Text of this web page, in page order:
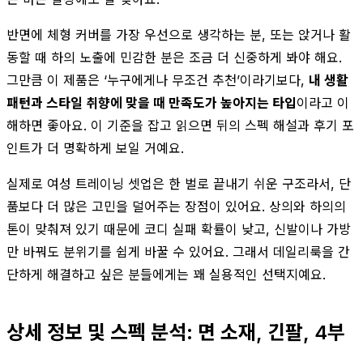
반면에 체형 커버를 가장 우선으로 생각하는 분, 또는 앉거나 활
동할 때 하의 노출에 민감한 분은 조금 더 신중하게 봐야 해요.
그만큼 이 제품은 ‘누구에게나 무조건 추천’이라기보다, 내 생활
패턴과 스타일 취향에 맞을 때 만족도가 높아지는 타입이라고 이
해하면 좋아요. 이 기준을 잡고 읽으면 뒤의 스펙 해설과 후기 포
인트가 더 명확하게 보일 거예요.
실제로 여성 트레이닝 셋업은 한 벌로 끝내기 쉬운 구조라서, 단
품보다 더 많은 고민을 덜어주는 장점이 있어요. 상의와 하의의
톤이 맞춰져 있기 때문에 코디 실패 확률이 낮고, 신발이나 가방
만 바꿔도 분위기를 쉽게 바꿀 수 있어요. 그래서 데일리룩을 간
단하게 해결하고 싶은 분들에게는 꽤 실용적인 선택지예요.
상세 정보 및 스펙 분석: 면 소재, 긴팔, 4부